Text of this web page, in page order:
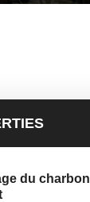
du charbon